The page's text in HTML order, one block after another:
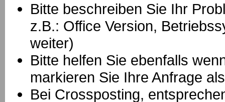
Bitte beschreiben Sie Ihr
z.B.: Office Version,
weiter)
Bitte helfen Sie ebenfalls
markieren Sie Ihre Anfrage
Bei Crossposting,